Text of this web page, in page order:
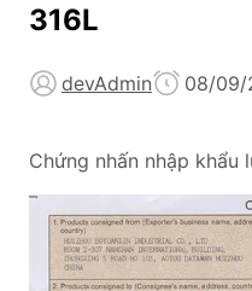
316L
devAdmin 08/09/
Chứng nhấn nhập khẩu